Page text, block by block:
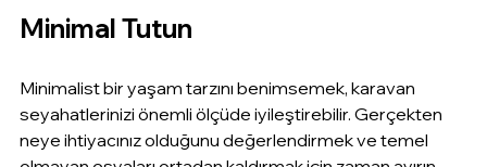
Minimal Tutun
Minimalist bir yaşam tarzını benimsemek, karavan
seyahatlerinizi önemli ölçüde iyileştirebilir. Gerçekten
neye ihtiyacınız olduğunu değerlendirmek ve temel